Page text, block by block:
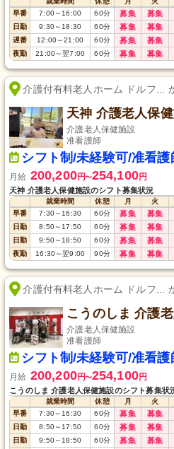
早番
7:00～ 16:00 60分 募集 募集
日勤 9:30～ 18:30 60分 募集 募集
遅番 12:00～21:00 60分 募集 募集
夜勤 21:00～翌7:00 60分 募集 募集
介護付有料老人ホーム ドルフ...
天神 介護老人保
介護老人保健施設
准看護師
シフト制/未経験可/准看護
月給 200,200円〜254,100円
天神 介護老人保健施設のシフト募集状況
就業時間 休憩 月 火
早番
7:30～ 16:30 60分 募集 募集
日勤 8:50～ 17:50 60分 募集 募集
日勤 9:50～ 18:50 60分 募集 募集
夜勤 16:30～翌9:00 90分 募集 募集
介護付有料老人ホーム ドルフ...
こうのしま 介護
介護老人保健施設
准看護師
シフト制/未経験可/准看護
月給 200,200円〜254,100円
こうのしま 介護老人保健施設のシフト募集状
就業時間 休憩 月 火
早番
7:30～ 16:30 60分 募集 募集
日勤 8:50～ 17:50 60分 募集 募集
日勤 9:50～ 18:50 60分 募集 募集